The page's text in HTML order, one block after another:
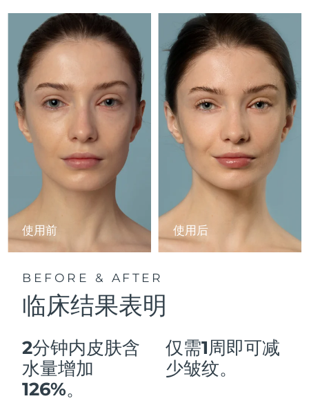
使用前 使用后
BEFORE & AFTER
临床结果表明
2分钟内皮肤含
水量增加
126%。
仅需1周即可减
少皱纹。
ESPADA™ 设备
All acne treatment devices
眼部护理设备
All revitalizing eye massagers
KIWI™ 皮肤护理
Advanced pore care essentials
LUNA™ Dual-Peptide Scalp
Serum
For healthy hair
issa™ Teeth Whitening Gel
护肤品 男士
全部购买
FOREO APP
关于我们
马恩岛 预计送达日期 8/12/26
以色列 预计送达日期 8/14/26
意大利 预计送达日期8/10/26
日本 8/13/26
泽西岛 预计送达日期8/15/26
哈萨克斯坦 预计送达日期
科威特 预计送达日期 8/10/26
卢森堡 预计送达日期8/10/26
中国澳门特别行政区